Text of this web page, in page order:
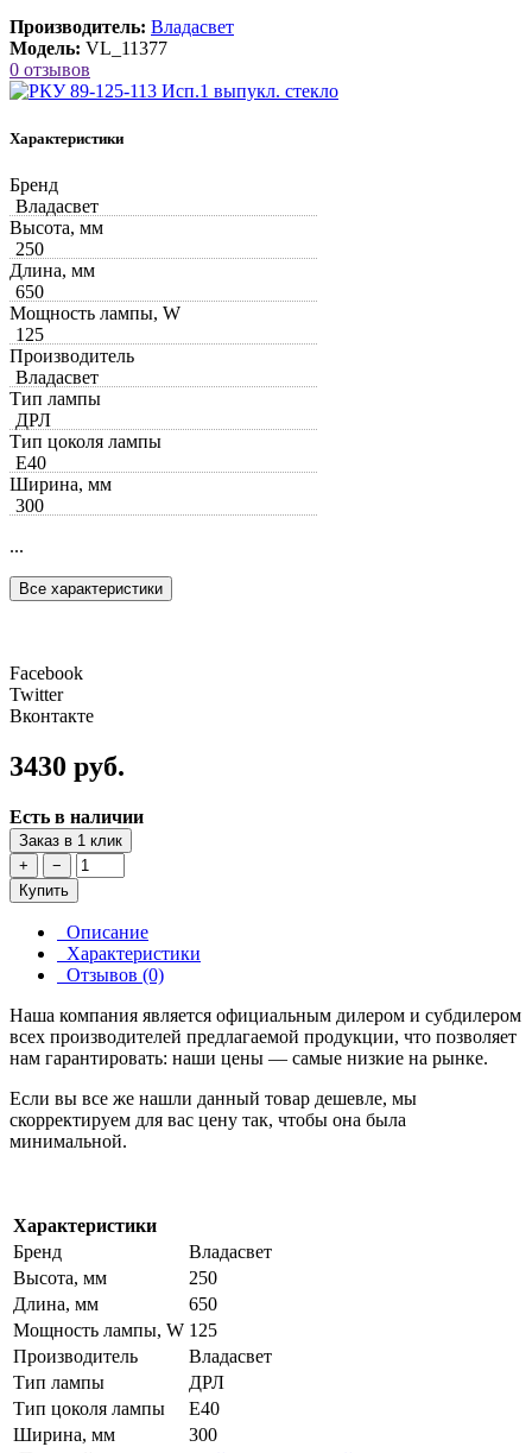
Производитель: Владасвет
Модель: VL_11377
0 отзывов
Характеристики
Бренд
Владасвет
Высота, мм
250
Длина, мм
650
Мощность лампы, W
125
Производитель
Владасвет
Тип лампы
ДРЛ
Тип цоколя лампы
Е40
Ширина, мм
300
...
Все характеристики
Facebook
Twitter
Вконтакте
3430 руб.
Есть в наличии
Заказ в 1 клик
+
−
Купить
Описание
Характеристики
Отзывов (0)
Наша компания является официальным дилером и субдилером
всех производителей предлагаемой продукции, что позволяет
нам гарантировать: наши цены — самые низкие на рынке.
Если вы все же нашли данный товар дешевле, мы
скорректируем для вас цену так, чтобы она была
минимальной.
Характеристики
Бренд
Владасвет
Высота, мм
250
Длина, мм
650
Мощность лампы, W 125
Производитель
Владасвет
Тип лампы
ДРЛ
Тип цоколя лампы
Е40
Ширина, мм
300